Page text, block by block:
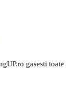
gasesti toate